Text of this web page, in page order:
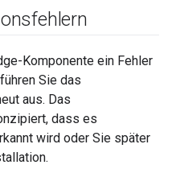
Komponente ein Fehler
Sie das
aus. Das
dass es
wird oder Sie später